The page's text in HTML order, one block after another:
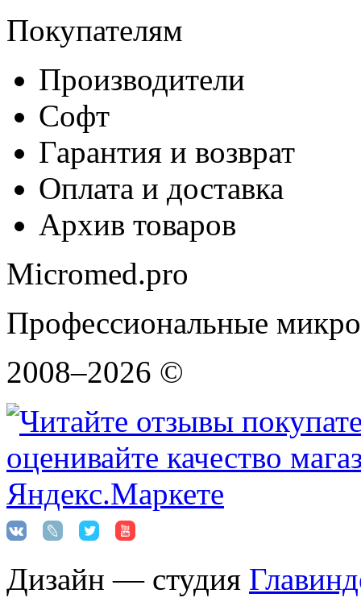
Покупателям
Производители
Софт
Гарантия и возврат
Оплата и доставка
Архив товаров
Micromed.pro
Профессиональные
2008–2026 ©
Дизайн — студия